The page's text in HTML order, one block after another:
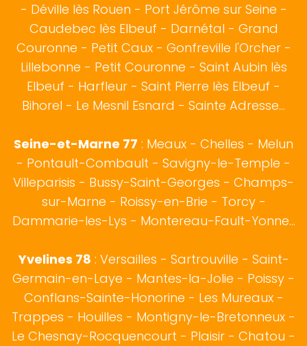
- Déville lès Rouen - Port Jérôme sur Seine -
Caudebec lès Elbeuf - Darnétal - Grand
Couronne - Petit Caux - Gonfreville l'Orcher -
Lillebonne - Petit Couronne - Saint Aubin lès
Elbeuf - Harfleur - Saint Pierre lès Elbeuf -
Bihorel - Le Mesnil Esnard - Sainte Adresse...
Seine-et-Marne 77 : Meaux - Chelles - Melun
- Pontault-Combault - Savigny-le-Temple -
Villeparisis - Bussy-Saint-Georges - Champs-
sur-Marne - Roissy-en-Brie - Torcy -
Dammarie-les-Lys - Montereau-Fault-Yonne...
Yvelines 78 : Versailles - Sartrouville - Saint-
Germain-en-Laye - Mantes-la-Jolie - Poissy -
Conflans-Sainte-Honorine - Les Mureaux -
Trappes - Houilles - Montigny-le-Bretonneux -
Le Chesnay-Rocquencourt - Plaisir - Chatou -